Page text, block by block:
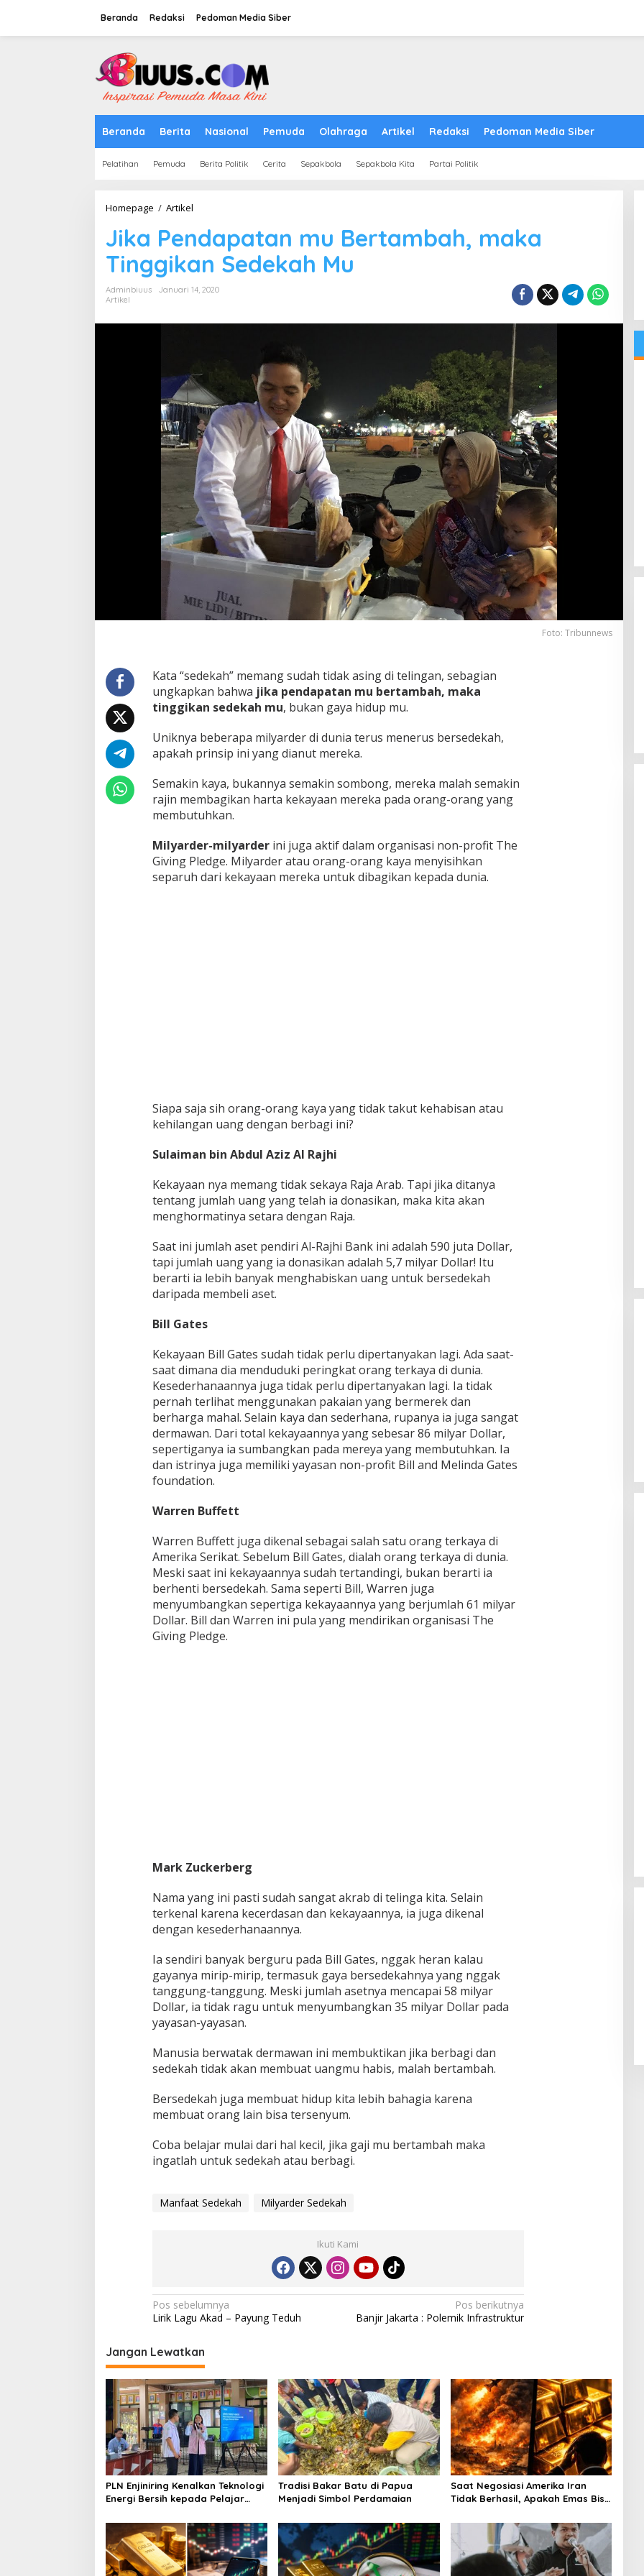
Beranda Redaksi Pedoman Media Siber
Beranda Berita Nasional Pemuda Olahraga Artikel Redaksi Pedoman Media Siber
Pelatihan Pemuda Berita Politik Cerita Sepakbola Sepakbola Kita Partai Politik
Homepage / Artikel
mu
Bertambah,
maka
Tinggikan
Sedekah
Mu
Jika Pendapatan mu Bertambah, maka
Tinggikan Sedekah Mu
Adminbiuus
Januari 14, 2020
Artikel
Foto: Tribunnews
Kata “sedekah” memang sudah tidak asing di telingan, sebagian
ungkapkan bahwa jika pendapatan mu bertambah, maka
tinggikan sedekah mu, bukan gaya hidup mu.
Uniknya beberapa milyarder di dunia terus menerus bersedekah,
apakah prinsip ini yang dianut mereka.
Semakin kaya, bukannya semakin sombong, mereka malah semakin
rajin membagikan harta kekayaan mereka pada orang-orang yang
membutuhkan.
Milyarder-milyarderini juga aktif dalam organisasi non-profit The
Giving Pledge. Milyarder atau orang-orang kaya menyisihkan
separuh dari kekayaan mereka untuk dibagikan kepada dunia.
Siapa saja sih orang-orang kaya yang tidak takut kehabisan atau
kehilangan uang dengan berbagi ini?
Sulaiman bin Abdul Aziz Al Rajhi
Kekayaan nya memang tidak sekaya Raja Arab. Tapi jika ditanya
tentang jumlah uang yang telah ia donasikan, maka kita akan
menghormatinya setara dengan Raja.
Saat ini jumlah aset pendiri Al-Rajhi Bank ini adalah 590 juta Dollar,
tapi jumlah uang yang ia donasikan adalah 5,7 milyar Dollar! Itu
berarti ia lebih banyak menghabiskan uang untuk bersedekah
daripada membeli aset.
Bill Gates
Kekayaan Bill Gates sudah tidak perlu dipertanyakan lagi. Ada saat-
saat dimana dia menduduki peringkat orang terkaya di dunia.
Kesederhanaannya juga tidak perlu dipertanyakan lagi. Ia tidak
pernah terlihat menggunakan pakaian yang bermerek dan
berharga mahal. Selain kaya dan sederhana, rupanya ia juga sangat
dermawan. Dari total kekayaannya yang sebesar 86 milyar Dollar,
sepertiganya ia sumbangkan pada mereya yang membutuhkan. Ia
dan istrinya juga memiliki yayasan non-profit Bill and Melinda Gates
foundation.
Warren Buffett
Warren Buffett juga dikenal sebagai salah satu orang terkaya di
Amerika Serikat. Sebelum Bill Gates, dialah orang terkaya di dunia.
Meski saat ini kekayaannya sudah tertandingi, bukan berarti ia
berhenti bersedekah. Sama seperti Bill, Warren juga
menyumbangkan sepertiga kekayaannya yang berjumlah 61 milyar
Dollar. Bill dan Warren ini pula yang mendirikan organisasi The
Giving Pledge.
Mark Zuckerberg
Nama yang ini pasti sudah sangat akrab di telinga kita. Selain
terkenal karena kecerdasan dan kekayaannya, ia juga dikenal
dengan kesederhanaannya.
Ia sendiri banyak berguru pada Bill Gates, nggak heran kalau
gayanya mirip-mirip, termasuk gaya bersedekahnya yang nggak
tanggung-tanggung. Meski jumlah asetnya mencapai 58 milyar
Dollar, ia tidak ragu untuk menyumbangkan 35 milyar Dollar pada
yayasan-yayasan.
Manusia berwatak dermawan ini membuktikan jika berbagi dan
sedekah tidak akan membuat uangmu habis, malah bertambah.
Bersedekah juga membuat hidup kita lebih bahagia karena
membuat orang lain bisa tersenyum.
Coba belajar mulai dari hal kecil, jika gaji mu bertambah maka
ingatlah untuk sedekah atau berbagi.
Manfaat Sedekah Milyarder Sedekah
Ikuti Kami
Navigasi
pos
Pos sebelumnya
Lirik Lagu Akad – Payung Teduh
Pos berikutnya
Banjir Jakarta : Polemik Infrastruktur
Jangan Lewatkan
PLN Enjiniring Kenalkan Teknologi
Energi Bersih kepada Pelajar
Tradisi Bakar Batu di Papua
Menjadi Simbol Perdamaian
Saat Negosiasi Amerika Iran
Tidak Berhasil, Apakah Emas Bisa
Enam Pejabat Baru Resmi Dilantik
di Kejati Kepri oleh J. Devy
Sudarso
Di Berita, Politik